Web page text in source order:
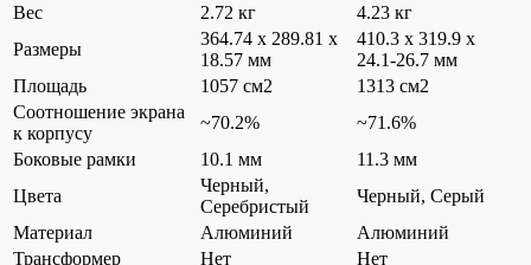
Вес 2.72 кг
4.23 кг
Размеры
364.74 x 289.81 x
18.57 мм
410.3 x 319.9 x
24.1-26.7 мм
Площадь
1057 см2
1313 см2
Соотношение экрана
к корпусу
~70.2%
~71.6%
Боковые рамки
10.1 мм
11.3 мм
Цвета
Черный,
Серебристый
Черный, Серый
Материал
Алюминий
Алюминий
Трансформер
Нет
Нет